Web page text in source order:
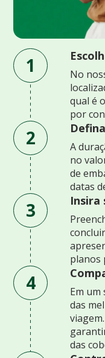
1
No
qual é
por
2
A
no
de
datas
3 Insira
planos
4
Em
das
das